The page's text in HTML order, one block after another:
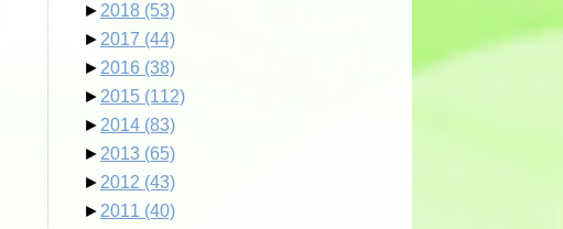
► 2018 (53)
► 2017 (44)
► 2016 (38)
► 2015 (112)
► 2014 (83)
► 2013 (65)
► 2012 (43)
► 2011 (40)